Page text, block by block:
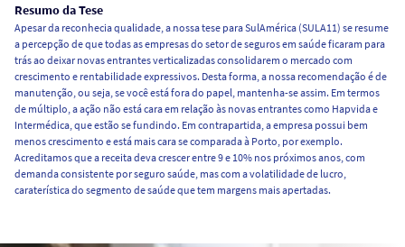
Resumo da Tese
Apesar da reconhecia qualidade, a nossa tese para SulAmérica (SULA11) se resume
a percepção de que todas as empresas do setor de seguros em saúde ficaram para
trás ao deixar novas entrantes verticalizadas consolidarem o mercado com
crescimento e rentabilidade expressivos. Desta forma, a nossa recomendação é de
manutenção, ou seja, se você está fora do papel, mantenha-se assim. Em termos
de múltiplo, a ação não está cara em relação às novas entrantes como Hapvida e
Intermédica, que estão se fundindo. Em contrapartida, a empresa possui bem
menos crescimento e está mais cara se comparada à Porto, por exemplo.
Acreditamos que a receita deva crescer entre 9 e 10% nos próximos anos, com
demanda consistente por seguro saúde, mas com a volatilidade de lucro,
caraterística do segmento de saúde que tem margens mais apertadas.